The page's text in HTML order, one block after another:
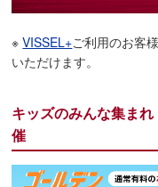
※VISSEL+ご利用のお客
いただけます。
キッズのみんな集ま
催